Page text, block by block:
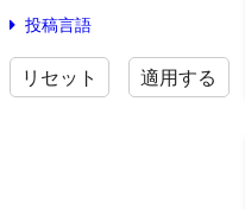
投稿言語
リセット 適用する